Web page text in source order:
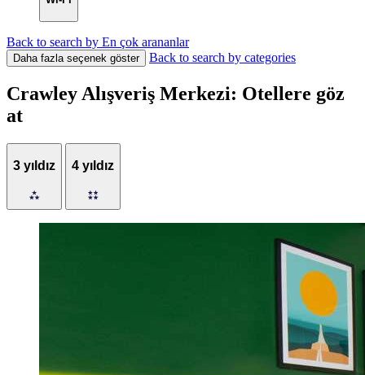
Back to search by En çok arananlar
Daha fazla seçenek göster Back to search by categories
Crawley Alışveriş Merkezi: Otellere göz
at
3 yıldız 4 yıldız